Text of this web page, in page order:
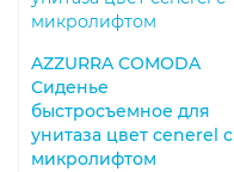
AZZURRA COMODA
Сиденье
быстросъемное для
унитаза цвет cenerel с
микролифтом